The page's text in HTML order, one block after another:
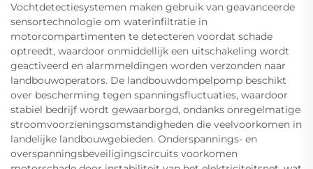
Vochtdetectiesystemen maken gebruik van geavanceerde
sensortechnologie om waterinfiltratie in
motorcompartimenten te detecteren voordat schade
optreedt, waardoor onmiddellijk een uitschakeling wordt
geactiveerd en alarmmeldingen worden verzonden naar
landbouwoperators. De landbouwdompelpomp beschikt
over bescherming tegen spanningsfluctuaties, waardoor
stabiel bedrijf wordt gewaarborgd, ondanks onregelmatige
stroomvoorzieningsomstandigheden die veelvoorkomen in
landelijke landbouwgebieden. Onderspannings- en
overspanningsbeveiligingscircuits voorkomen